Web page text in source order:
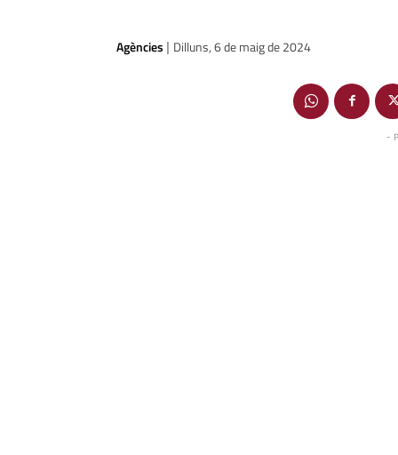
Agències | Dilluns, 6 de maig de 2024
-